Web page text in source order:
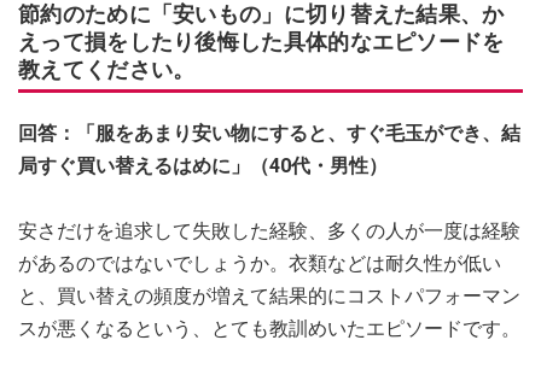
節約のために「安いもの」に切り替えた結果、か
えって損をしたり後悔した具体的なエピソードを
教えてください。
回答：「服をあまり安い物にすると、すぐ毛玉ができ、結
局すぐ買い替えるはめに」（40代・男性）
安さだけを追求して失敗した経験、多くの人が一度は経験
があるのではないでしょうか。衣類などは耐久性が低い
と、買い替えの頻度が増えて結果的にコストパフォーマン
スが悪くなるという、とても教訓めいたエピソードです。